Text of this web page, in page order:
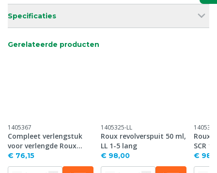
Specificaties
Gerelateerde producten
1405367
Compleet verlengstuk
voor verlengde Roux
revolverspuit, 50 ml
€ 76,15
1405325-LL
Roux revolverspuit 50 ml,
LL 1-5 lang
€ 98,00
Roux
SCR
€